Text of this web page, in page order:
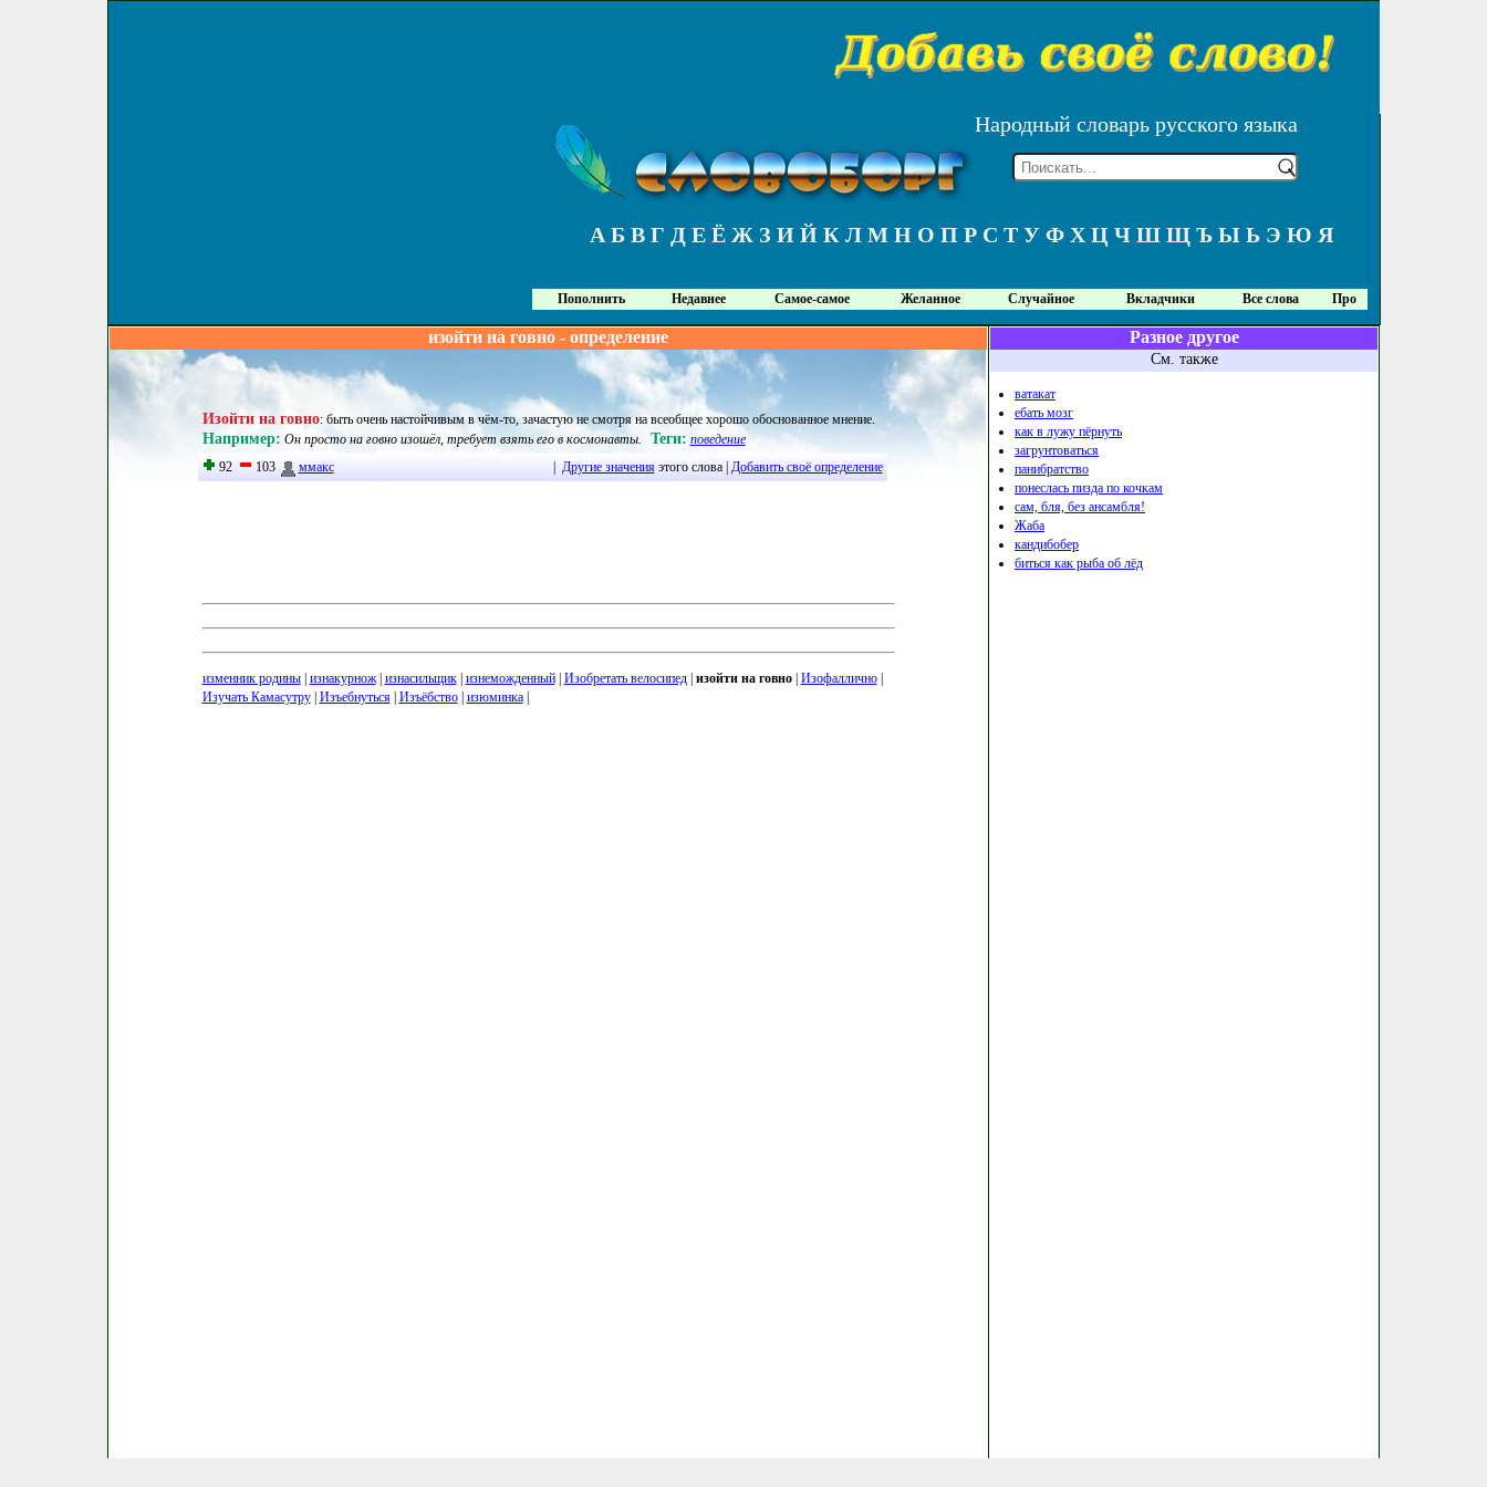
Народный словарь русского языка
А Б В Г Д Е Ё Ж З И Й К Л М Н О П Р С Т У Ф Х Ц Ч Ш Щ Ъ Ы Ь Э Ю Я
Пополнить Недавнее Самое-самое Желанное Случайное Вкладчики Все слова Про
изойти на говно - определение
Изойти на говно: быть очень настойчивым в чём-то, зачастую не смотря на всеобщее хорошо обоснованное мнение.
Например: Он просто на говно изошёл, требует взять его в космонавты. Теги: поведение
92
103 ммакс Другие значенияэтого слова | Добавить своё определение
изменник родины| изнакурнож| изнасильщик| изнеможденный| Изобретать велосипед| изойти на говно| Изофаллично|
Изучать Камасутру| Изъебнуться| Изъёбство| изюминка|
Разное другое
См. также
ватакат
ебать мозг
как в лужу пёрнуть
загрунтоваться
панибратство
понеслась пизда по кочкам
сам, бля, без ансамбля!
Жаба
кандибобер
биться как рыба об лёд